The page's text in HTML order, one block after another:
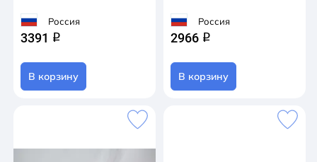
Россия
3391 q
В корзину
Россия
2966 q
В корзину